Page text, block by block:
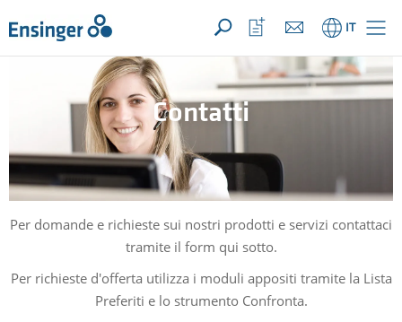
LA TUA RICHIESTA ({{productCount}} Prodotti)APRI
Pagina
iniziale
IT
Apri
la
lista
preferiti
Contatti
Per domande e richieste sui nostri prodotti e servizi contattaci
tramite il form qui sotto.
Per richieste d'offerta utilizza i moduli appositi tramite la Lista
Preferiti e lo strumento Confronta.